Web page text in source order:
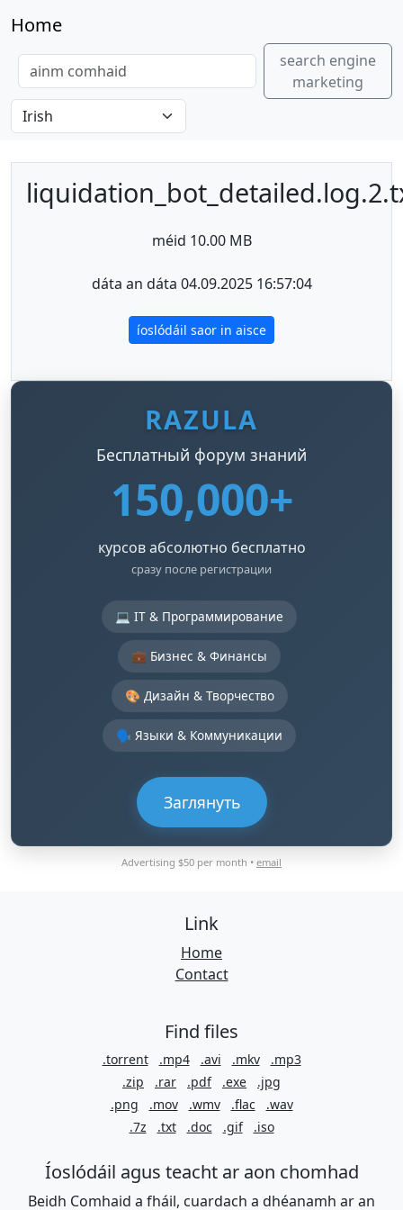
Home
search engine
marketing
méid 10.00 MB
dáta an dáta 04.09.2025 16:57:04
íoslódáil saor in aisce
RAZULA
Бесплатный форум знаний
150,000+
курсов абсолютно бесплатно
сразу после регистрации
💻 IT & Программирование
💼 Бизнес & Финансы
🎨 Дизайн & Творчество
🗣️ Языки & Коммуникации
Заглянуть
Advertising $50 per month • email
Link
Home
Contact
Find files
.torrent .mp4 .avi .mkv
.mp3
.zip
.rar .pdf .exe
.jpg
.png
.mov .wmv .flac
.wav
.7z
.txt .doc .gif .iso
Íoslódáil agus teacht ar aon chomhad
Beidh Comhaid a fháil, cuardach a dhéanamh ar an